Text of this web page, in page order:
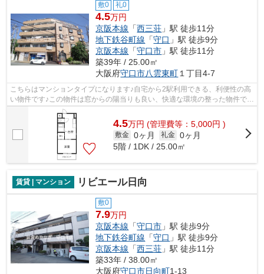
敷0 礼0
4.5万円
京阪本線 「西三荘 」駅 徒歩11分
地下鉄谷町線 「守口 」駅 徒歩9分
京阪本線 「守口市 」駅 徒歩11分
築39年 / 25.00㎡
大阪府守口市八雲東町１丁目4-7
こちらはマンションタイプになります♪自宅から2駅利用できる、利便性の高
い物件です♪この物件は窓からの陽当りも良い、快適な環境の整った物件です
♪駅まで徒歩11分とお出かけにも便利...
4.5万円 (管理費等：5,000円 )
敷金 0ヶ月 礼金 0ヶ月
5階 / 1DK / 25.00㎡
賃貸 | マンション リビエール日向
敷0
7.9万円
京阪本線 「守口市 」駅 徒歩9分
地下鉄谷町線 「守口 」駅 徒歩9分
京阪本線 「西三荘 」駅 徒歩11分
築33年 / 38.00㎡
大阪府守口市日向町1-13